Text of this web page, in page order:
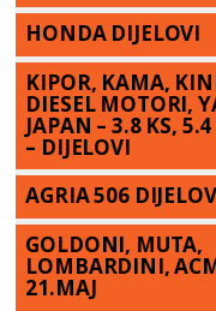
HONDA DIJELOVI
KIPOR, KAMA,
DIESEL MOTORI,
JAPAN – 3.8 KS,
– DIJELOVI
AGRIA 506
GOLDONI, MUTA,
LOMBARDINI,
21.MAJ